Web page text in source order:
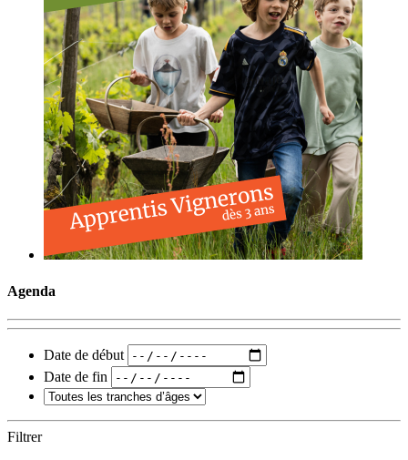
Agenda
Date de début
Date de fin
Filtrer